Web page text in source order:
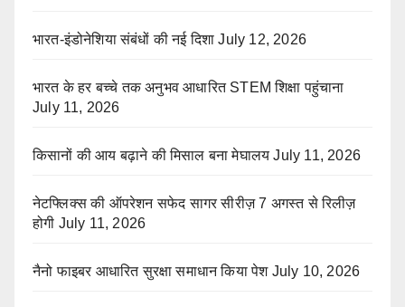
भारत-इंडोनेशिया संबंधों की नई दिशा July 12, 2026
भारत के हर बच्चे तक अनुभव आधारित STEM शिक्षा पहुंचाना
July 11, 2026
किसानों की आय बढ़ाने की मिसाल बना मेघालय July 11, 2026
नेटफ्लिक्स की ऑपरेशन सफेद सागर सीरीज़ 7 अगस्त से रिलीज़
होगी July 11, 2026
नैनो फाइबर आधारित सुरक्षा समाधान किया पेश July 10, 2026